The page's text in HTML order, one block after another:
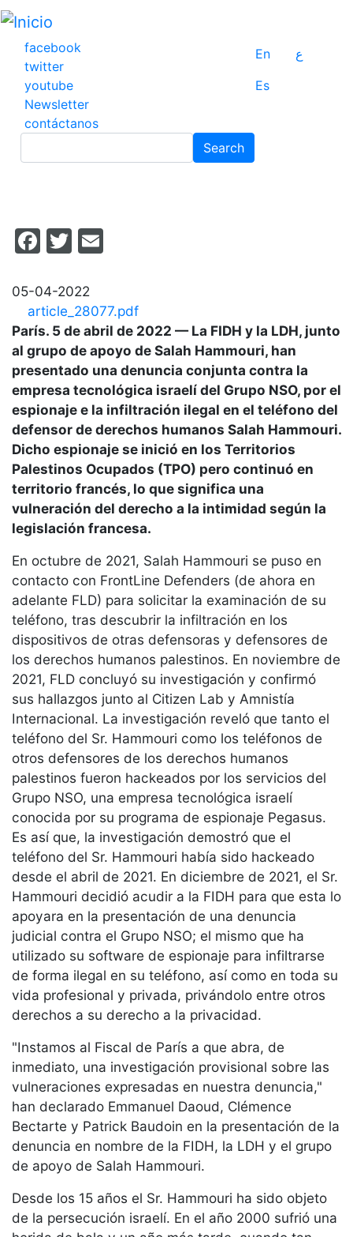
Pasar
contenido
principal
facebook
twitter
youtube
Newsletter
contáctanos
En
ع
Es
Search
Facebook
Twitter
05-04-2022
article_28077.pdf
París. 5 de abril de 2022 — La FIDH y la LDH, junto
al grupo de apoyo de Salah Hammouri, han
presentado una denuncia conjunta contra la
empresa tecnológica israelí del Grupo NSO, por el
espionaje e la infiltración ilegal en el teléfono del
defensor de derechos humanos Salah Hammouri.
Dicho espionaje se inició en los Territorios
Palestinos Ocupados (TPO) pero continuó en
territorio francés, lo que significa una
vulneración del derecho a la intimidad según la
legislación francesa.
En octubre de 2021, Salah Hammouri se puso en
contacto con FrontLine Defenders (de ahora en
adelante FLD) para solicitar la examinación de su
teléfono, tras descubrir la infiltración en los
dispositivos de otras defensoras y defensores de
los derechos humanos palestinos. En noviembre de
2021, FLD concluyó su investigación y confirmó
sus hallazgos junto al Citizen Lab y Amnistía
Internacional. La investigación reveló que tanto el
teléfono del Sr. Hammouri como los teléfonos de
otros defensores de los derechos humanos
palestinos fueron hackeados por los servicios del
Grupo NSO, una empresa tecnológica israelí
conocida por su programa de espionaje Pegasus.
Es así que, la investigación demostró que el
teléfono del Sr. Hammouri había sido hackeado
desde el abril de 2021. En diciembre de 2021, el Sr.
Hammouri decidió acudir a la FIDH para que esta lo
apoyara en la presentación de una denuncia
judicial contra el Grupo NSO; el mismo que ha
utilizado su software de espionaje para infiltrarse
de forma ilegal en su teléfono, así como en toda su
vida profesional y privada, privándolo entre otros
derechos a su derecho a la privacidad.
"Instamos al Fiscal de París a que abra, de
inmediato, una investigación provisional sobre las
vulneraciones expresadas en nuestra denuncia,"
han declarado Emmanuel Daoud, Clémence
Bectarte y Patrick Baudoin en la presentación de la
denuncia en nombre de la FIDH, la LDH y el grupo
de apoyo de Salah Hammouri.
Desde los 15 años el Sr. Hammouri ha sido objeto
de la persecución israelí. En el año 2000 sufrió una